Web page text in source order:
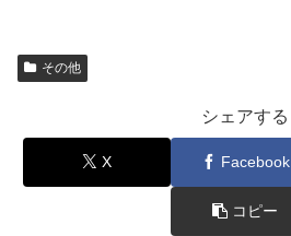
その他
シェアする
X Facebook
コピー